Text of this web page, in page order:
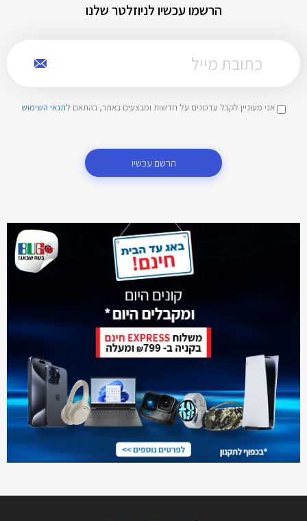
הרשמו עכשיו לניוזלטר שלנו
אני מעוניין לקבל עדכונים על חדשות ומבצעים באתר, בהתאם לתנאי השימוש
הרשם עכשיו